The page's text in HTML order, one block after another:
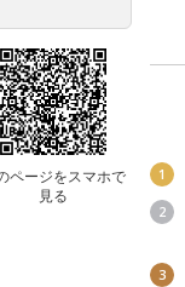
ページをスマホで
見る
1
2
3